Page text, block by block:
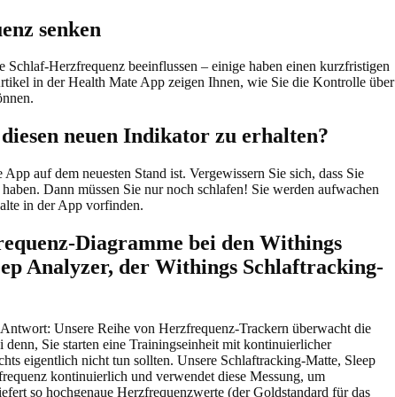
senken
Herzfrequenz beeinflussen – einige haben einen kurzfristigen
in der Health Mate App zeigen Ihnen, wie Sie die Kontrolle über
neuen Indikator zu erhalten?
App auf dem neuesten Stand ist. Vergewissern Sie sich, dass Sie
Dann müssen Sie nur noch schlafen! Sie werden aufwachen
in der App vorfinden.
Diagramme bei den Withings
Analyzer, der Withings Schlaftracking-
Unsere Reihe von Herzfrequenz-Trackern überwacht die
Sie starten eine Trainingseinheit mit kontinuierlicher
eigentlich nicht tun sollten. Unsere Schlaftracking-Matte, Sleep
kontinuierlich und verwendet diese Messung, um
so hochgenaue Herzfrequenzwerte (der Goldstandard für das